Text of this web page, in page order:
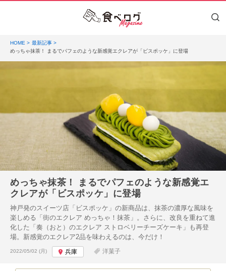
HOME
最新記事
めっちゃ抹茶！ まるでパフェのような新感覚エクレアが「ビスポッケ」に登場
めっちゃ抹茶！ まるでパフェのような新感覚エ
クレアが「ビスポッケ」に登場
神戸発のスイーツ店「ビスポッケ」の新商品は、抹茶の濃厚な風味を
楽しめる「街のエクレア めっちゃ！抹茶」。さらに、改良を重ねて進
化した「奏（おと）のエクレア ストロベリーチーズケーキ」も再登
場。新感覚のエクレア2品を味わえるのは、今だけ！
投稿日:
2022/05/02 (月) 兵庫 洋菓子